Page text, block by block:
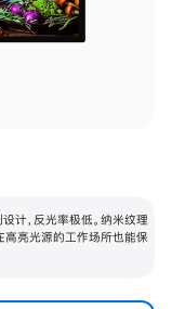
计，反光率极低。纳米纹理
高亮光源的工作场所也能保